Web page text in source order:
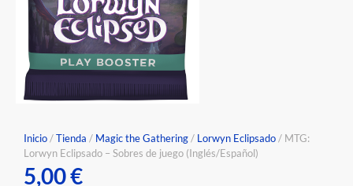
Inicio/Tienda / Magic the Gathering/ Lorwyn Eclipsado/ MTG:
Lorwyn Eclipsado – Sobres de juego (Inglés/Español)
5,00€